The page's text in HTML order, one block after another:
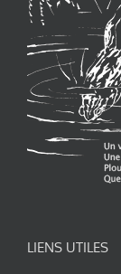
LIENS UTILES